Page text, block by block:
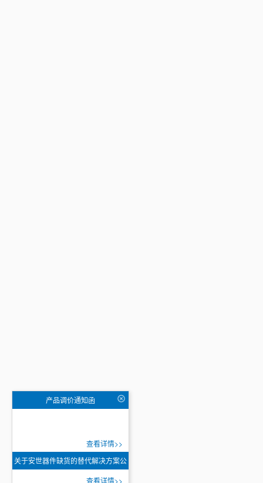
产品调价通知函
查看详情>>
关于安世器件缺货的替代解决方案公
查看详情>>